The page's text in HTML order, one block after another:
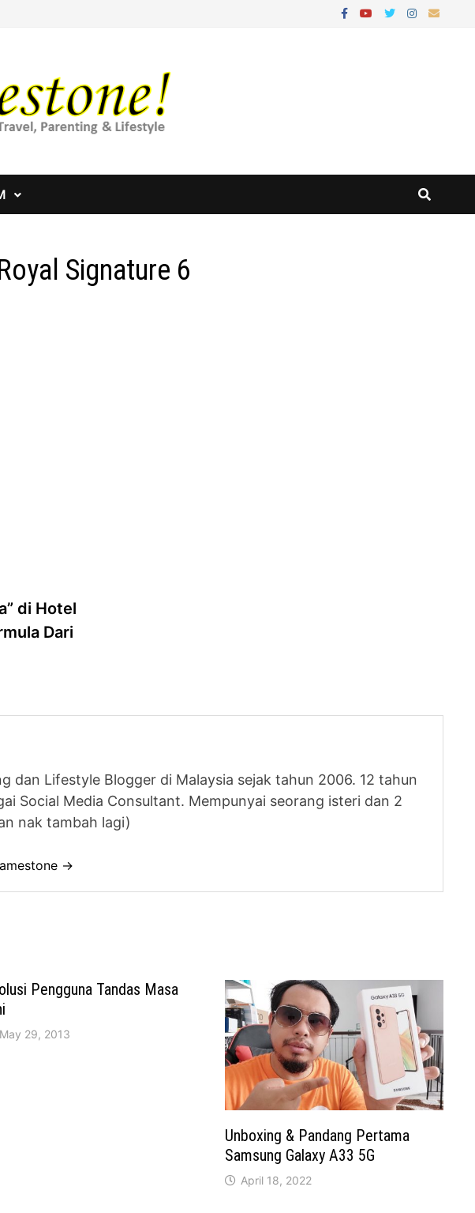
Signature 6
di Hotel
Dari
dan Lifestyle Blogger di Malaysia sejak tahun 2006. 12 tahun
Social Media Consultant. Mempunyai seorang isteri dan 2
nak tambah lagi)
→
Pengguna Tandas Masa
May 29, 2013
Unboxing & Pandang Pertama
Samsung Galaxy A33 5G
April 18, 2022